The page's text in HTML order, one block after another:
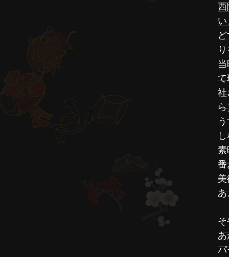
西
て
社
ら
う
し
素
番
あ
あ
パ